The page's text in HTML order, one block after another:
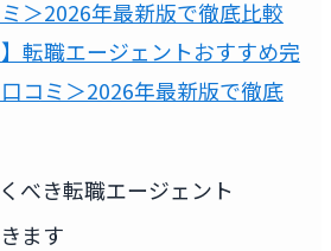
＞2026年最新版で徹底比較
】転職エージェントおすすめ完
コミ＞2026年最新版で徹底
べき転職エージェント
ます